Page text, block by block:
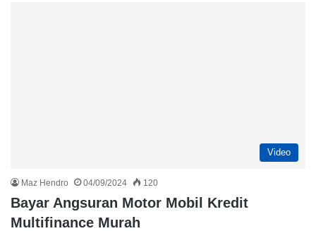
Video
Maz Hendro 04/09/2024 120
Bayar Angsuran Motor Mobil Kredit
Multifinance Murah